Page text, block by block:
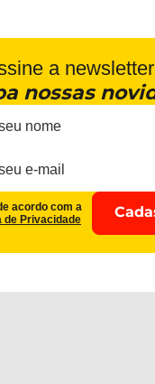
a
nossas
acordo com a
de Privacidade